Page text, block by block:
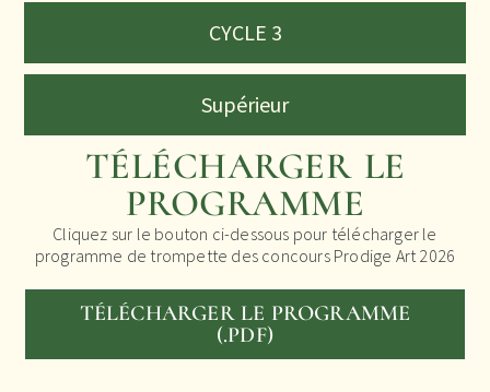
CYCLE 3
Supérieur
TÉLÉCHARGER LE
PROGRAMME
Cliquez sur le bouton ci-dessous pour télécharger le
programme de trompette des concours Prodige Art 2026
TÉLÉCHARGER LE PROGRAMME
(.PDF)